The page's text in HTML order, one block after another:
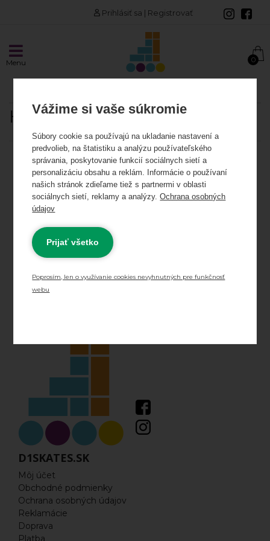
Prihlásiť sa | Registrovať
Menu 0
HYDROPONIC
Kategória:
Cena od - do:
Skladom Novinky
D1SKATES.SK
Môj účet
Obchodné podmienky
Ochrana osobných údajov
Reklamácie
Doprava
Platba
Korčule
Kolieska
Ložiská a spacery
Vložky, linery
Príslušenstvo pre dvojradové korčule
Dvojradové korčule
Rekreačné
Ľadový Hokej
FREESTYLE KOLOBEŽKY
Vážime si vaše súkromie
Súbory cookie sa používajú na ukladanie nastavení a
predvolieb, na štatistiku a analýzu používateľského
správania, poskytovanie funkcií sociálnych sietí a
personalizáciu obsahu a reklám. Informácie o používaní
našich stránok zdieľame tiež s partnermi v oblasti
sociálnych sietí, reklamy a analýzy.Ochrana osobných
údajov
Prijať všetko
Poprosím, len o využívanie cookies nevyhnutných pre funkčnosť
webu